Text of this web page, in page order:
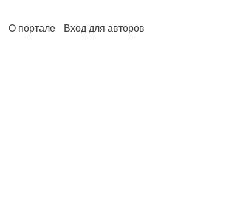
О портале Вход для авторов